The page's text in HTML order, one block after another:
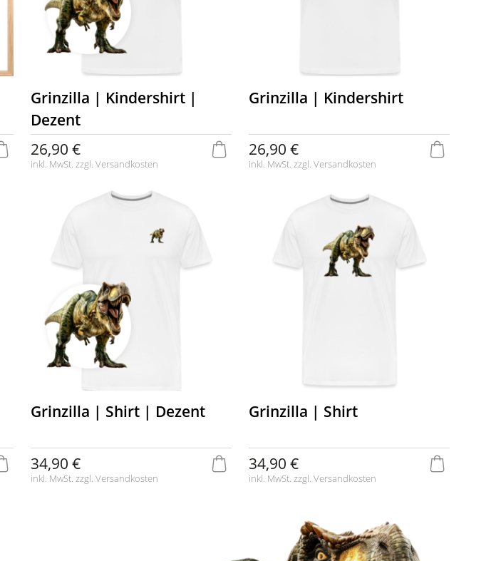
Grinzilla | Kindershirt |
Dezent
26,90 €
inkl. MwSt. zzgl. Versandkosten
Grinzilla | Kindershirt
26,90 €
inkl. MwSt. zzgl. Versandkosten
Grinzilla | Shirt | Dezent
34,90 €
inkl. MwSt. zzgl. Versandkosten
Grinzilla | Shirt
34,90 €
inkl. MwSt. zzgl. Versandkosten